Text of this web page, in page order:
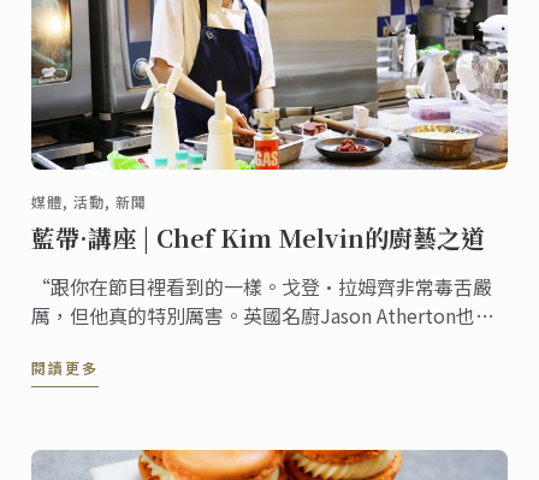
媒體, 活動, 新聞
藍帶·講座 | Chef Kim Melvin的廚藝之道
“跟你在節目裡看到的一樣。戈登·拉姆齊非常毒舌嚴
厲，但他真的特別厲害。英國名廚Jason Atherton也是
起工作的經歷時說道，“這些大咖們的能力和抗壓力也
閱讀更多